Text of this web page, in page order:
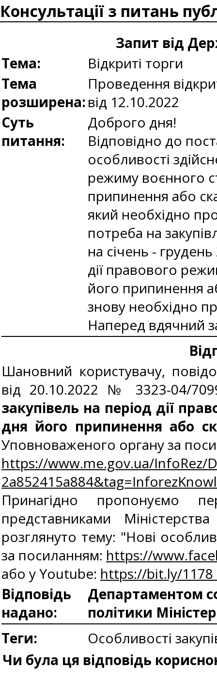
Консультації з питань
Запит від
Тема:
Відкриті торги
Тема
розширена:
Проведення
від 12.10.2022
Суть
питання:
Доброго дня!
Відповідно до
особливості
режиму воєнного
припинення або
який необхідно
потреба на
на січень -
дії правового
його припинення
знову необхідно
Наперед вдячний
Шановний користувачу,
від 20.10.2022 № 3323-04/
закупівель на період дії
дня його припинення або
Уповноваженого органу за
https://www.me.gov.ua/InfoRez/
Принагідно пропонуємо
представниками
розглянуто тему: "Нові
за посиланням: https://
або у Youtube: https://bit.ly/
Відповідь
надано:
Департаментом
політики
Теги:
Особливості
Чи була ця відповідь